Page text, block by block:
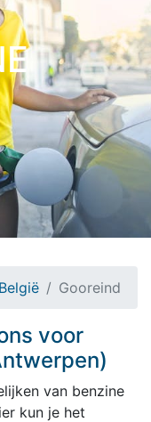
Gooreind
voor
van benzine
kun je het